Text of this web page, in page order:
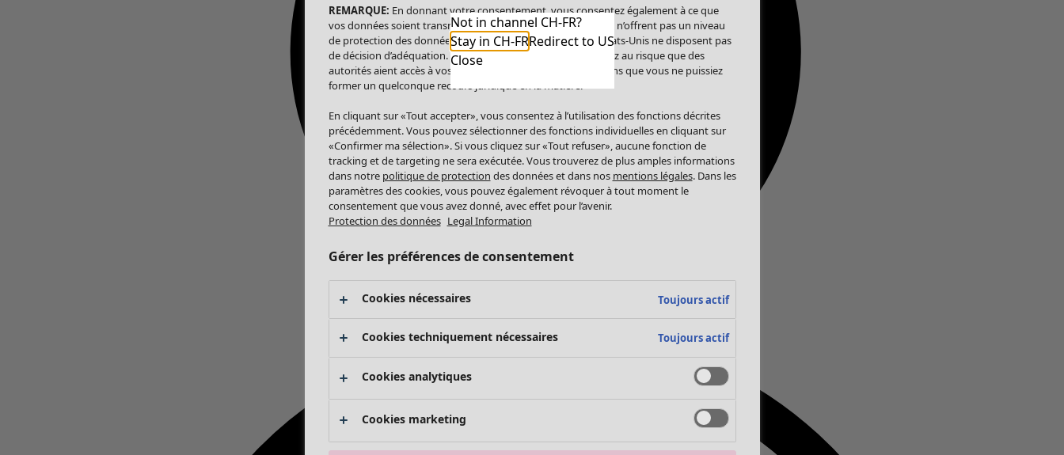
Not in channel CH-FR?
Stay in CH-FRRedirect to US
Close
REMARQUE: En donnant votre consentement, vous consentez également à ce que
vos données soient transmises aux États-Unis. Les États-Unis n’offrent pas un niveau
de protection des données comparable à celui de l’UE. Les États-Unis ne disposent pas
de décision d’adéquation. Par conséquent, vous vous exposez au risque que des
autorités aient accès à vos données à caractère personnel sans que vous ne puissiez
former un quelconque recours juridique en la matière.
En cliquant sur «Tout accepter», vous consentez à l’utilisation des fonctions décrites
précédemment. Vous pouvez sélectionner des fonctions individuelles en cliquant sur
«Confirmer ma sélection». Si vous cliquez sur «Tout refuser», aucune fonction de
tracking et de targeting ne sera exécutée. Vous trouverez de plus amples informations
dans notre politique de protection des données et dans nos mentions légales. Dans les
paramètres des cookies, vous pouvez également révoquer à tout moment le
consentement que vous avez donné, avec effet pour l’avenir.
Protection des données Legal Information
Gérer les préférences de consentement
Cookies nécessaires Toujours actif
Cookies techniquement nécessaires Toujours actif
Cookies analytiques
Cookies marketing